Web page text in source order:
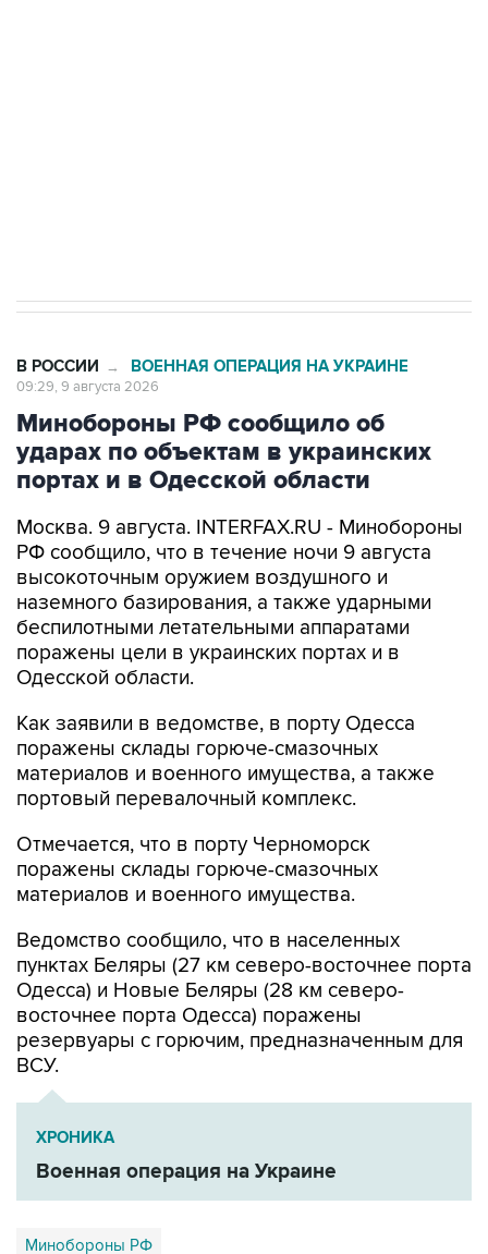
В РОССИИ → ВОЕННАЯ ОПЕРАЦИЯ НА УКРАИНЕ
09:29, 9 августа 2026
Минобороны РФ сообщило об
ударах по объектам в украинских
портах и в Одесской области
Москва. 9 августа. INTERFAX.RU - Минобороны
РФ сообщило, что в течение ночи 9 августа
высокоточным оружием воздушного и
наземного базирования, а также ударными
беспилотными летательными аппаратами
поражены цели в украинских портах и в
Одесской области.
Как заявили в ведомстве, в порту Одесса
поражены склады горюче-смазочных
материалов и военного имущества, а также
портовый перевалочный комплекс.
Отмечается, что в порту Черноморск
поражены склады горюче-смазочных
материалов и военного имущества.
Ведомство сообщило, что в населенных
пунктах Беляры (27 км северо-восточнее порта
Одесса) и Новые Беляры (28 км северо-
восточнее порта Одесса) поражены
резервуары с горючим, предназначенным для
ВСУ.
ХРОНИКА
Военная операция на Украине
Минобороны РФ